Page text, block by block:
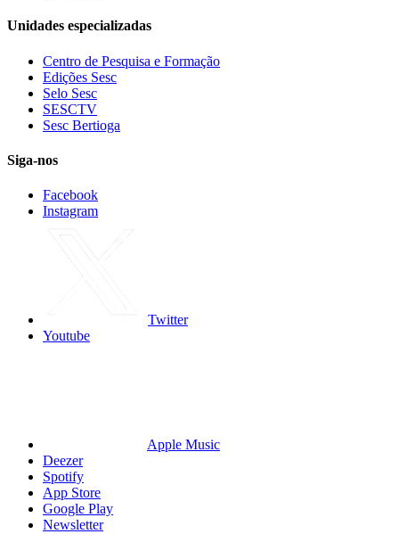
Unidades especializadas
Centro de Pesquisa e Formação
Edições Sesc
Selo Sesc
SESCTV
Sesc Bertioga
Siga-nos
Facebook
Instagram
Twitter
Youtube
Apple Music
Deezer
Spotify
App Store
Google Play
Newsletter